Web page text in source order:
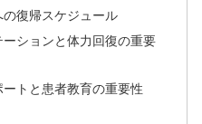
復帰スケジュール
ションと体力回復の重要
トと患者教育の重要性